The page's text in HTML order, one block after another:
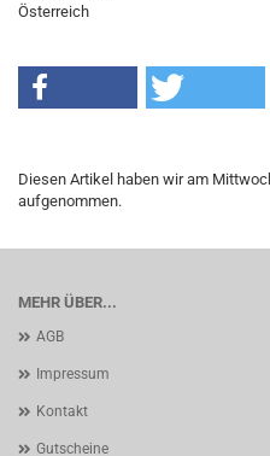
Österreich
Diesen Artikel haben wir am
aufgenommen.
MEHR ÜBER...
AGB
Impressum
Kontakt
Gutscheine